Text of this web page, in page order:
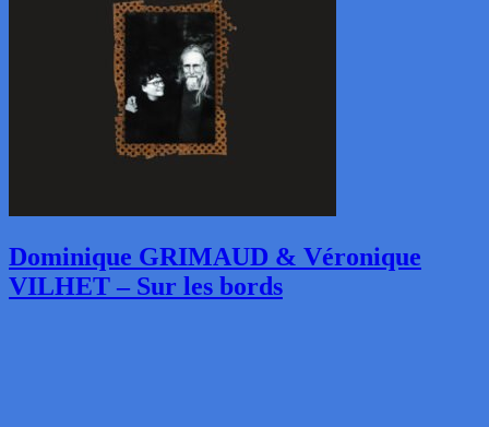
Dominique GRIMAUD & Véronique
VILHET – Sur les bords